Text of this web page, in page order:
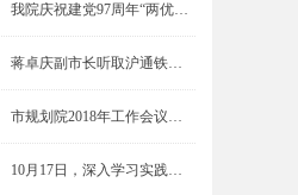
我院庆祝建党97周年“两优一先”表彰大会暨专题党课举行
蒋卓庆副市长听取沪通铁路和上海东站规划汇报
市规划院2018年工作会议暨2017年度总结表彰大会召开
10月17日，深入学习实践科学发展观活动动员大会召开